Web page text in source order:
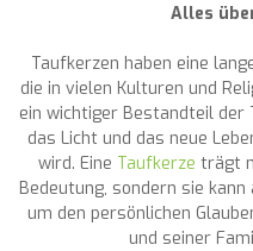
Alles
Taufkerzen haben eine
die in vielen Kulturen und
ein wichtiger Bestandteil der
das Licht und das neue
wird. Eine Taufkerze trägt
Bedeutung, sondern sie
um den persönlichen
und seiner